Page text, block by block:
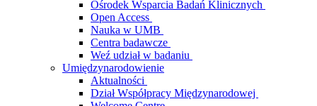
Ośrodek Wsparcia Badań Klinicznych
Open Access
Nauka w UMB
Centra badawcze
Weź udział w badaniu
Umiędzynarodowienie
Aktualności
Dział Współpracy Międzynarodowej